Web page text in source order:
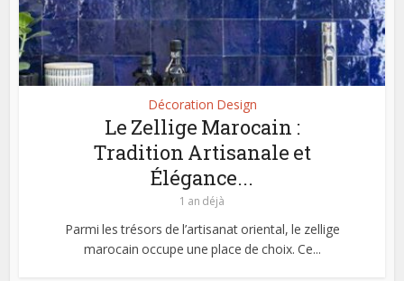
Décoration Design
Le Zellige Marocain :
Tradition Artisanale et
Élégance...
1 an déjà
Parmi les trésors de l’artisanat oriental, le zellige
marocain occupe une place de choix. Ce...